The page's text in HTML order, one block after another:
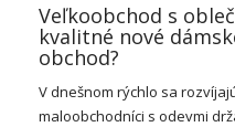
Veľkoobchod s
kvalitné nové
obchod?
V dnešnom rýchlo sa
maloobchodníci s odevmi